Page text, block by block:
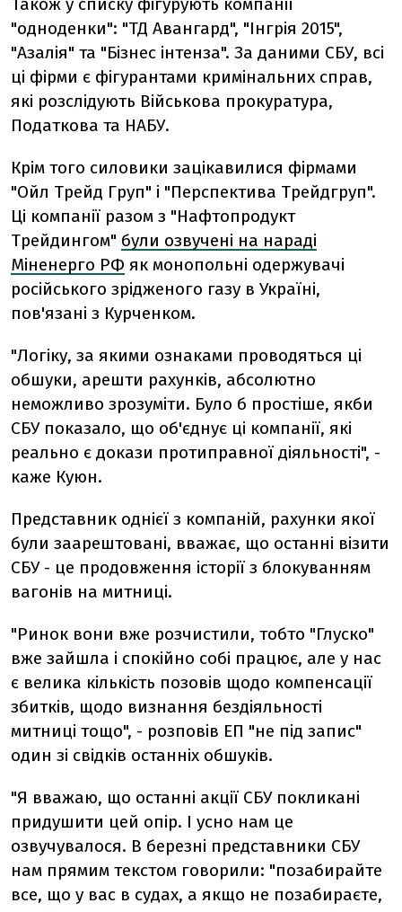
Також у списку фігурують компанії
"одноденки": "ТД Авангард", "Інгрія 2015",
"Азалія" та "Бізнес інтенза". За даними СБУ, всі
ці фірми є фігурантами кримінальних справ,
які розслідують Військова прокуратура,
Податкова та НАБУ.
Крім того силовики зацікавилися фірмами
"Ойл Трейд Груп" і "Перспектива Трейдгруп".
Ці компанії разом з "Нафтопродукт
Трейдингом" були озвучені на нараді
Міненерго РФ як монопольні одержувачі
російського зрідженого газу в Україні,
пов'язані з Курченком.
"Логіку, за якими ознаками проводяться ці
обшуки, арешти рахунків, абсолютно
неможливо зрозуміти. Було б простіше, якби
СБУ показало, що об'єднує ці компанії, які
реально є докази протиправної діяльності", -
каже Куюн.
Представник однієї з компаній, рахунки якої
були заарештовані, вважає, що останні візити
СБУ - це продовження історії з блокуванням
вагонів на митниці.
"Ринок вони вже розчистили, тобто "Глуско"
вже зайшла і спокійно собі працює, але у нас
є велика кількість позовів щодо компенсації
збитків, щодо визнання бездіяльності
митниці тощо", - розповів ЕП "не під запис"
один зі свідків останніх обшуків.
"Я вважаю, що останні акції СБУ покликані
придушити цей опір. І усно нам це
озвучувалося. В березні представники СБУ
нам прямим текстом говорили: "позабирайте
все, що у вас в судах, а якщо не позабираєте,